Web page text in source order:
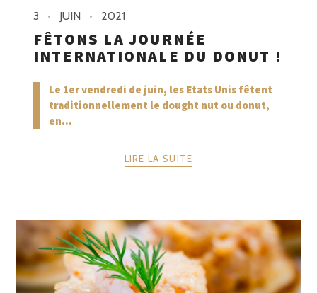
3 JUIN 2021
FÊTONS LA JOURNÉE
INTERNATIONALE DU DONUT !
Le 1er vendredi de juin, les Etats Unis fêtent
traditionnellement le dought nut ou donut,
en...
LIRE LA SUITE